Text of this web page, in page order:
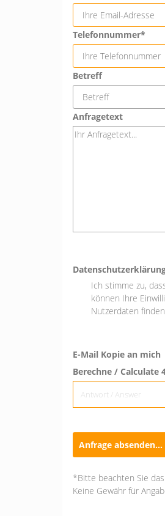
Telefonnummer*
Betreff
Anfragetext
Ich stimme zu,
können Ihre
Nutzerdaten
E-Mail Kopie an mich
Berechne / Calculate
Anfrage absenden...
*Bitte beachten Sie
Keine Gewähr für